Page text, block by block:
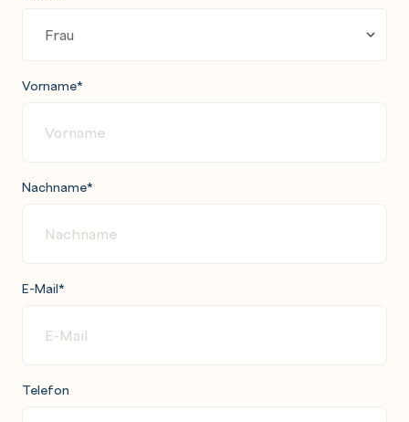
Vorname*
Nachname*
E-Mail*
Telefon